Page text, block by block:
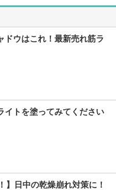
ドウはこれ！最新売れ筋ラ
イトを塗ってみてください
】日中の乾燥崩れ対策に！